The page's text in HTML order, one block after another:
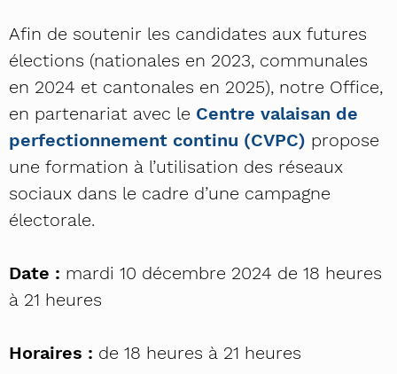
Afin de soutenir les candidates aux futures
élections (nationales en 2023, communales
en 2024 et cantonales en 2025), notre Office,
en partenariat avec le Centre valaisan de
perfectionnement continu (CVPC) propose
une formation à l’utilisation des réseaux
sociaux dans le cadre d’une campagne
électorale.
Date : mardi 10 décembre 2024 de 18 heures
à 21 heures
Horaires : de 18 heures à 21 heures